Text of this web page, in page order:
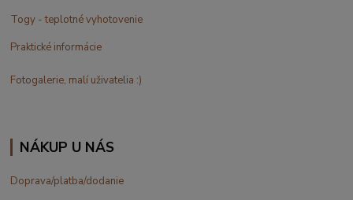
Togy - teplotné vyhotovenie
Praktické informácie
Fotogalerie, malí uživatelia :)
NÁKUP U NÁS
Doprava/platba/dodanie